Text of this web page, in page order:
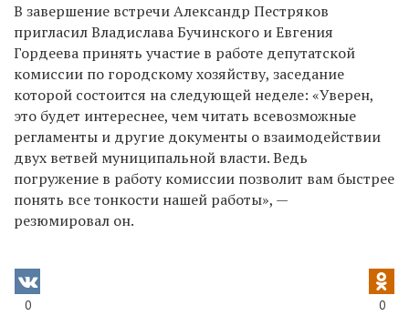
В завершение встречи Александр Пестряков
пригласил Владислава Бучинского и Евгения
Гордеева принять участие в работе депутатской
комиссии по городскому хозяйству, заседание
которой состоится на следующей неделе: «Уверен,
это будет интереснее, чем читать всевозможные
регламенты и другие документы о взаимодействии
двух ветвей муниципальной власти. Ведь
погружение в работу комиссии позволит вам быстрее
понять все тонкости нашей работы», —
резюмировал он.
0 0